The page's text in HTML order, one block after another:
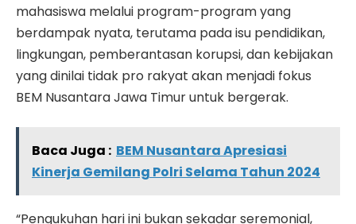
mahasiswa melalui program-program yang
berdampak nyata, terutama pada isu pendidikan,
lingkungan, pemberantasan korupsi, dan kebijakan
yang dinilai tidak pro rakyat akan menjadi fokus
BEM Nusantara Jawa Timur untuk bergerak.
Baca Juga : BEM Nusantara Apresiasi
Kinerja Gemilang Polri Selama Tahun 2024
“Pengukuhan hari ini bukan sekadar seremonial,